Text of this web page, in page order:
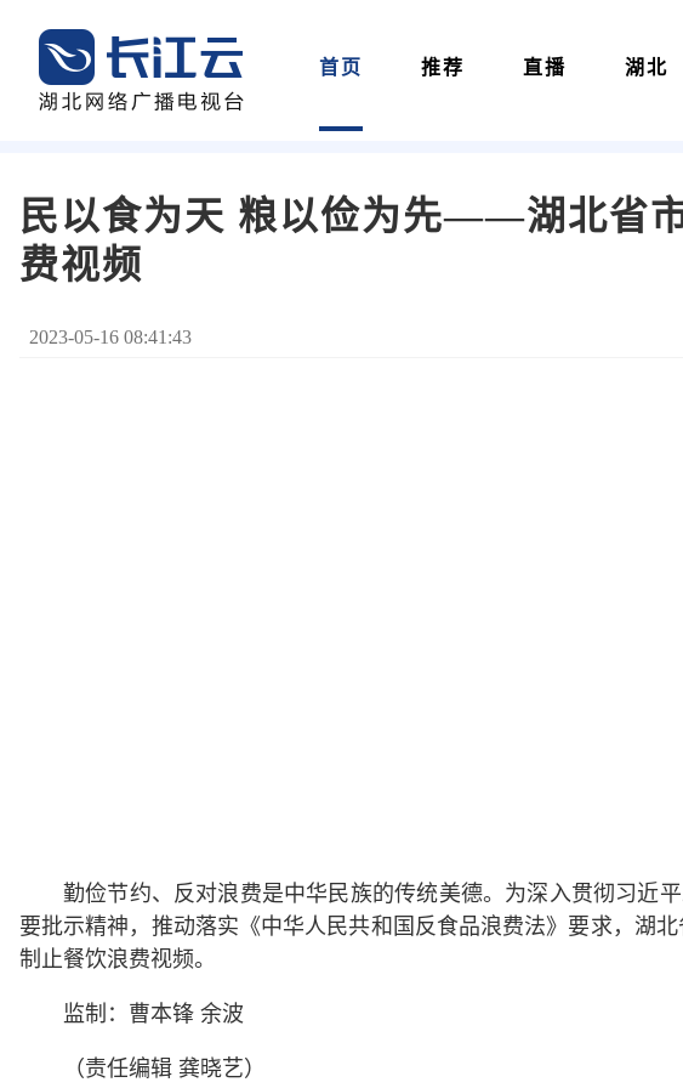
首页 推荐 直播 湖北
民以食为天 粮以俭为先——湖北省
费视频
2023-05-16 08:41:43
勤俭节约、反对浪费是中华民族的传统美德。为深入贯彻习近
要批示精神，推动落实《中华人民共和国反食品浪费法》要求，湖
制止餐饮浪费视频。
监制：曹本锋 余波
（责任编辑 龚晓艺）